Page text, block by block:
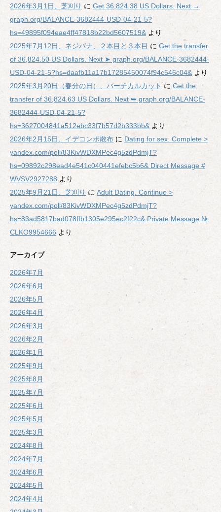
2026年3月1日、芝刈り に Get 36,824.38 US Dollars. Next →
graph.org/BALANCE-3682444-USD-04-21-5?
hs=49895f094eae4ff47818b22bd5607519& より
2025年7月12日、ネジバナ、２本目と３本目 に Get the transfer
of 36,824.50 US Dollars. Next ➤ graph.org/BALANCE-3682444-
USD-04-21-5?hs=daafb11a17b17285450074f94c546c04& より
2025年3月20日（春分の日）、バーチカルカット に Get the
transfer of 36,824.63 US Dollars. Next ➥ graph.org/BALANCE-
3682444-USD-04-21-5?
hs=3627004841a512ebc33f7b57d2b333bb& より
2026年2月15日、イデコンポ散布 に Dating for sex. Complete >
yandex.com/poll/83KivWDXMPec4g5zdPdmjT?
hs=09892c298ead4e541c040441efebc5b6& Direct Message #
WVSV2927288 より
2025年9月21日、芝刈り に Adult Dating. Continue >
yandex.com/poll/83KivWDXMPec4g5zdPdmjT?
hs=83ad5817bad078ffb1305e295ec2f22c& Private Message №
CLKO9954666 より
アーカイブ
2026年7月
2026年6月
2026年5月
2026年4月
2026年3月
2026年2月
2026年1月
2025年9月
2025年8月
2025年7月
2025年6月
2025年5月
2025年3月
2024年8月
2024年7月
2024年6月
2024年5月
2024年4月